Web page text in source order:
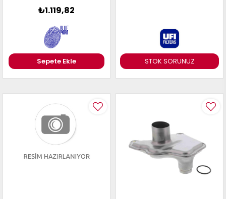
₺1.119,82
Sepete Ekle STOK SORUNUZ